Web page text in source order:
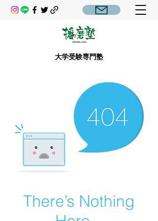
大学受験専門塾
There’s Nothing